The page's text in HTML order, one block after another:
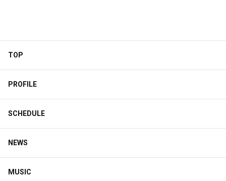
TOP
PROFILE
SCHEDULE
NEWS
MUSIC